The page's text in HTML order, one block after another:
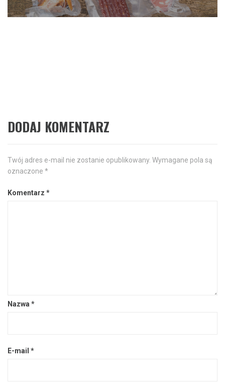
DODAJ KOMENTARZ
Twój adres e-mail nie zostanie opublikowany. Wymagane pola są
oznaczone *
Komentarz *
Nazwa*
E-mail *